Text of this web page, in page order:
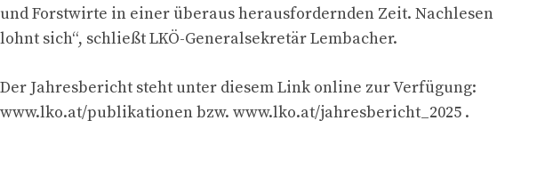
und Forstwirte in einer überaus herausfordernden Zeit. Nachlesen
lohnt sich“, schließt LKÖ-Generalsekretär Lembacher.
Der Jahresbericht steht unter diesem Link online zur Verfügung:
www.lko.at/publikationen bzw. www.lko.at/jahresbericht_2025 .